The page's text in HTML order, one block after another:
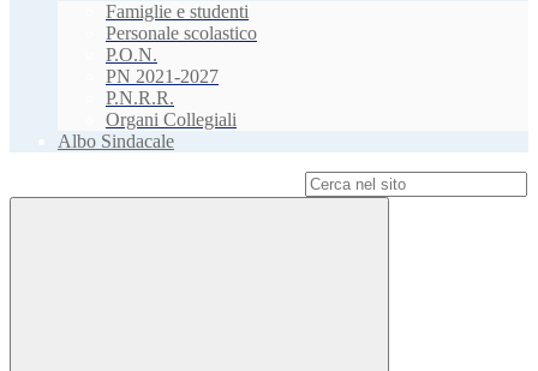
Famiglie e studenti
Personale scolastico
P.O.N.
PN 2021-2027
P.N.R.R.
Organi Collegiali
Albo Sindacale